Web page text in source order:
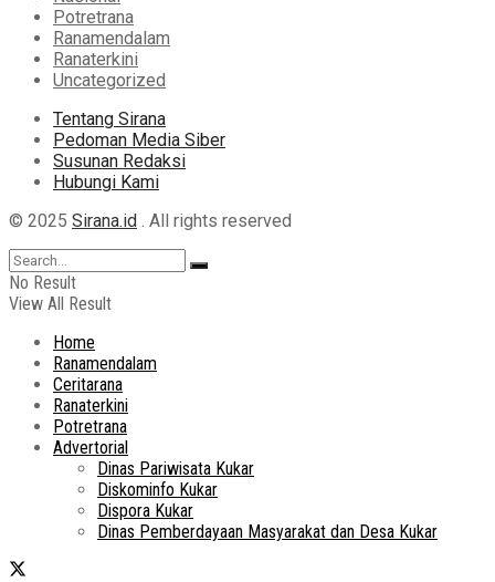
Potretrana
Ranamendalam
Ranaterkini
Uncategorized
Tentang Sirana
Pedoman Media Siber
Susunan Redaksi
Hubungi Kami
© 2025 Sirana.id . All rights reserved
No Result
View All Result
Home
Ranamendalam
Ceritarana
Ranaterkini
Potretrana
Advertorial
Dinas Pariwisata Kukar
Diskominfo Kukar
Dispora Kukar
Dinas Pemberdayaan Masyarakat dan Desa Kukar